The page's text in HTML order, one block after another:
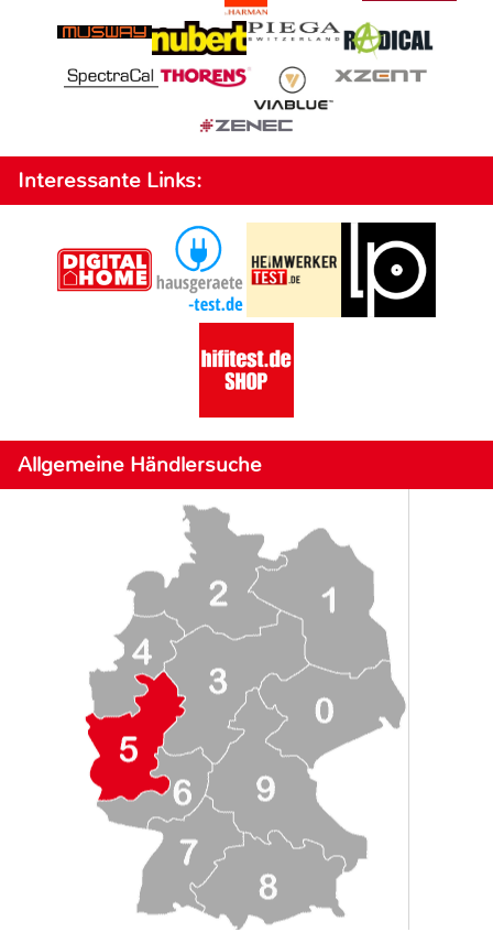
Interessante Links:
Allgemeine Händlersuche